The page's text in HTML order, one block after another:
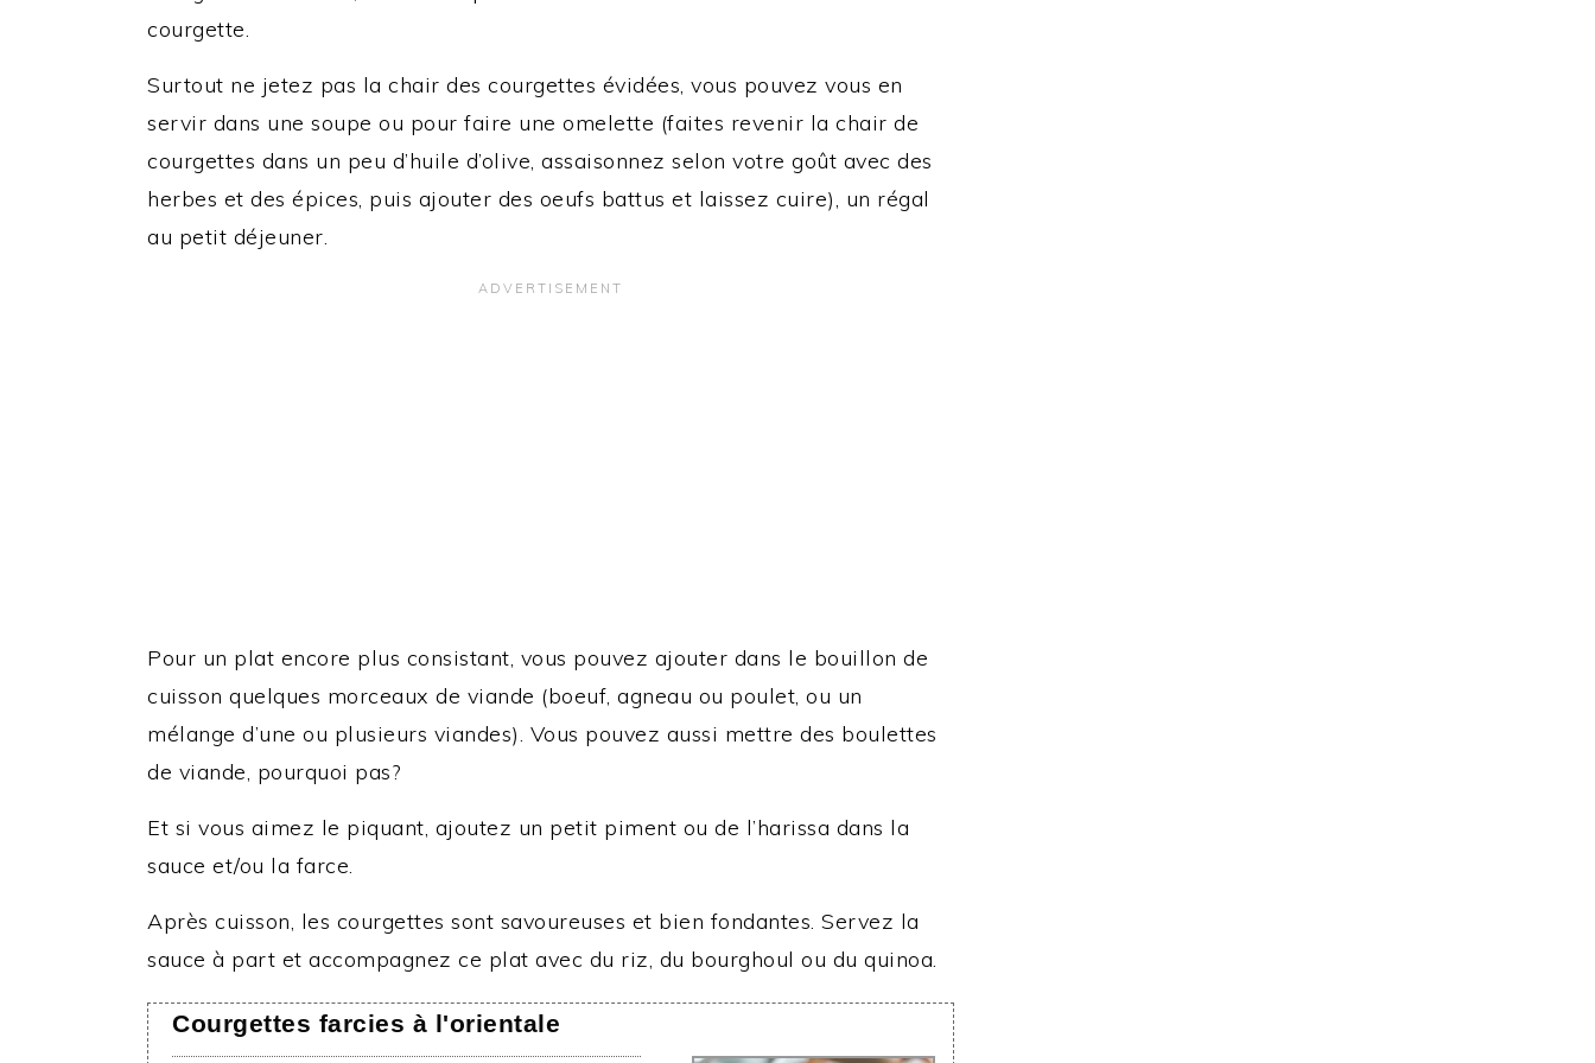
courgette.
Surtout ne jetez pas la chair des courgettes évidées, vous pouvez vous en
servir dans une soupe ou pour faire une omelette (faites revenir la chair de
courgettes dans un peu d’huile d’olive, assaisonnez selon votre goût avec des
herbes et des épices, puis ajouter des oeufs battus et laissez cuire), un régal
au petit déjeuner.
Pour un plat encore plus consistant, vous pouvez ajouter dans le bouillon de
cuisson quelques morceaux de viande (boeuf, agneau ou poulet, ou un
mélange d’une ou plusieurs viandes). Vous pouvez aussi mettre des boulettes
de viande, pourquoi pas?
Et si vous aimez le piquant, ajoutez un petit piment ou de l’harissa dans la
sauce et/ou la farce.
Après cuisson, les courgettes sont savoureuses et bien fondantes. Servez la
sauce à part et accompagnez ce plat avec du riz, du bourghoul ou du quinoa.
Courgettes farcies à l'orientale